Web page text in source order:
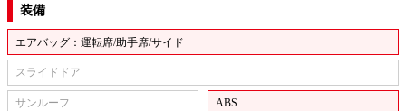
装備
エアバッグ：運転席/助手席/サイド
スライドドア
サンルーフ ABS